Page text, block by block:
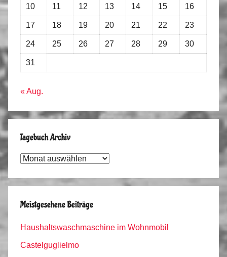
10 11 12 13 14 15 16
17 18 19 20 21 22 23
24 25 26 27 28 29 30
31
« Aug.
Tagebuch Archiv
Tagebuch
Meistgesehene Beiträge
Haushaltswaschmaschine im Wohnmobil
Castelguglielmo